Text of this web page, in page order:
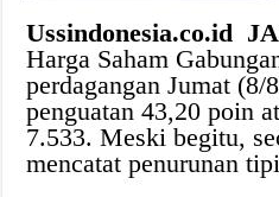
Ussindonesia.co.id
Harga Saham
perdagangan Jumat (8/
penguatan 43,20 poin
7.533. Meski begitu,
mencatat penurunan